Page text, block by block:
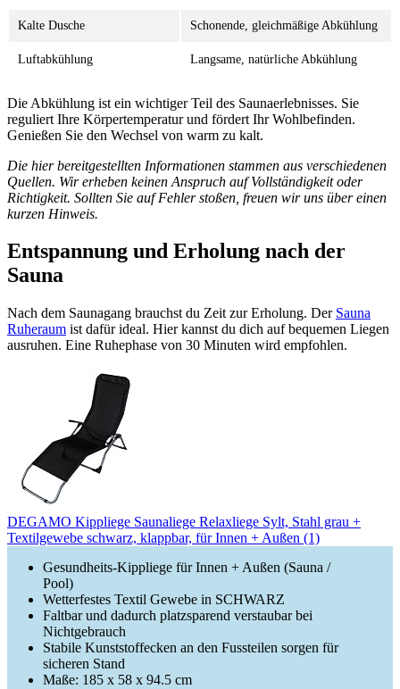
Kalte Dusche Schonende, gleichmäßige Abkühlung
Luftabkühlung Langsame, natürliche Abkühlung
Die Abkühlung ist ein wichtiger Teil des Saunaerlebnisses. Sie
reguliert Ihre Körpertemperatur und fördert Ihr Wohlbefinden.
Genießen Sie den Wechsel von warm zu kalt.
Die hier bereitgestellten Informationen stammen aus verschiedenen
Quellen. Wir erheben keinen Anspruch auf Vollständigkeit oder
Richtigkeit. Sollten Sie auf Fehler stoßen, freuen wir uns über einen
kurzen Hinweis.
Entspannung und Erholung nach der
Sauna
Nach dem Saunagang brauchst du Zeit zur Erholung. Der Sauna
Ruheraum ist dafür ideal. Hier kannst du dich auf bequemen Liegen
ausruhen. Eine Ruhephase von 30 Minuten wird empfohlen.
DEGAMO Kippliege Saunaliege Relaxliege Sylt, Stahl grau +
Textilgewebe schwarz, klappbar, für Innen + Außen (1)
Gesundheits-Kippliege für Innen + Außen (Sauna /
Pool)
Wetterfestes Textil Gewebe in SCHWARZ
Faltbar und dadurch platzsparend verstaubar bei
Nichtgebrauch
Stabile Kunststoffecken an den Fussteilen sorgen für
sicheren Stand
Maße: 185 x 58 x 94.5 cm